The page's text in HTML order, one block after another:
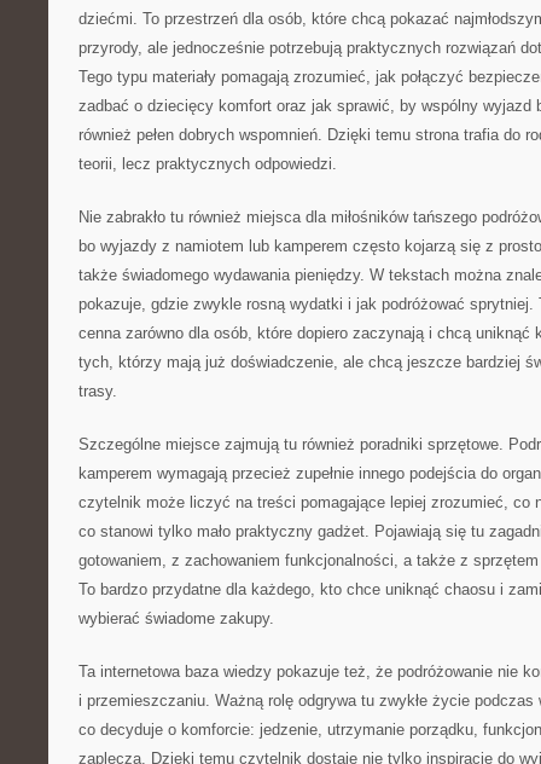
dziećmi. To przestrzeń dla osób, które chcą pokazać
przyrody, ale jednocześnie potrzebują praktycznych rozwiązań
Tego typu materiały pomagają zrozumieć, jak połączyć
zadbać o dziecięcy komfort oraz jak sprawić, by wspólny wyjazd
również pełen dobrych wspomnień. Dzięki temu strona trafia do
teorii, lecz praktycznych odpowiedzi.
Nie zabrakło tu również miejsca dla miłośników tańszego
bo wyjazdy z namiotem lub kamperem często kojarzą się z
także świadomego wydawania pieniędzy. W tekstach można
pokazuje, gdzie zwykle rosną wydatki i jak podróżować sprytniej.
cenna zarówno dla osób, które dopiero zaczynają i chcą uniknąć
tych, którzy mają już doświadczenie, ale chcą jeszcze bardziej
trasy.
Szczególne miejsce zajmują tu również poradniki sprzętowe.
kamperem wymagają przecież zupełnie innego podejścia do
czytelnik może liczyć na treści pomagające lepiej zrozumieć, co
co stanowi tylko mało praktyczny gadżet. Pojawiają się tu
gotowaniem, z zachowaniem funkcjonalności, a także z sprzętem
To bardzo przydatne dla każdego, kto chce uniknąć chaosu i
wybierać świadome zakupy.
Ta internetowa baza wiedzy pokazuje też, że podróżowanie nie
i przemieszczaniu. Ważną rolę odgrywa tu zwykłe życie
co decyduje o komforcie: jedzenie, utrzymanie porządku,
zaplecza. Dzięki temu czytelnik dostaje nie tylko inspirację do